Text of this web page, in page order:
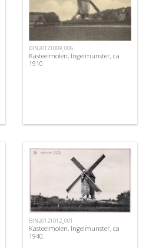
BIN20121009_006
Kasteelmolen, Ingelmunster, ca
1910
BIN20121012_001
Kasteelmolen, Ingelmunster, ca
1940.